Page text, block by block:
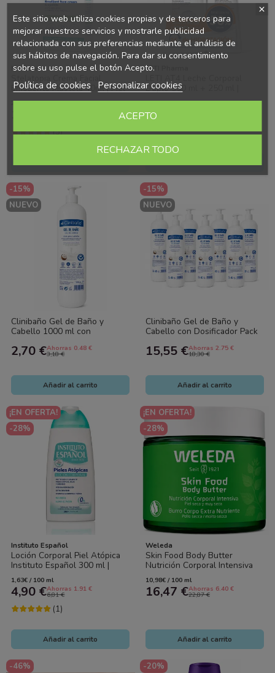
Mustela
Stelatopia Crema Facial
Emoliente Mustela 40ml | Piel
Atópica Bebé
25,57€ / 100 ml
(3)
LETI Pharma
Duplo 500 ml + 250 ml |
Hidratación 24h para Piel
5,07€ / 100 ml
38,06 €
-15%
NUEVO
Clinibaño Gel de Baño y
Cabello 1000 ml con
Pieles Sensibles
2,70 €Ahorras 0.48 €
3,18 €
Añadir al carrito
-15%
NUEVO
Clinibaño Gel de Baño y
Cabello con Dosificador Pack
para...
15,55 €Ahorras 2.75 €
18,30 €
Añadir al carrito
¡EN OFERTA!
-28%
Instituto Español
Loción Corporal Piel Atópica
Instituto Español 300 ml |
Hidratación Ligera y Alivio
Diario
1,63€ / 100 ml
4,90 €Ahorras 1.91 €
6,81 €
(1)
Añadir al carrito
¡EN OFERTA!
-28%
Weleda
Skin Food Body Butter
Nutrición Corporal Intensiva
150 ml Weleda – Piel Suave
y...
10,98€ / 100 ml
16,47 €Ahorras 6.40 €
22,87 €
Añadir al carrito
-46%
-20%
Este sitio web utiliza cookies propias y de terceros para
mejorar nuestros servicios y mostrarle publicidad
relacionada con sus preferencias mediante el análisis de
sus hábitos de navegación. Para dar su consentimiento
sobre su uso pulse el botón Acepto.
Política de cookies Personalizar cookies
RECHAZAR TODO
ACEPTO